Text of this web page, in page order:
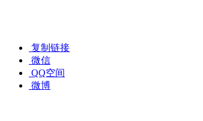
复制链接
微信
QQ空间
微博